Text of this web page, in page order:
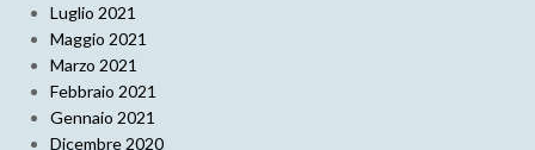
Luglio 2021
Maggio 2021
Marzo 2021
Febbraio 2021
Gennaio 2021
Dicembre 2020